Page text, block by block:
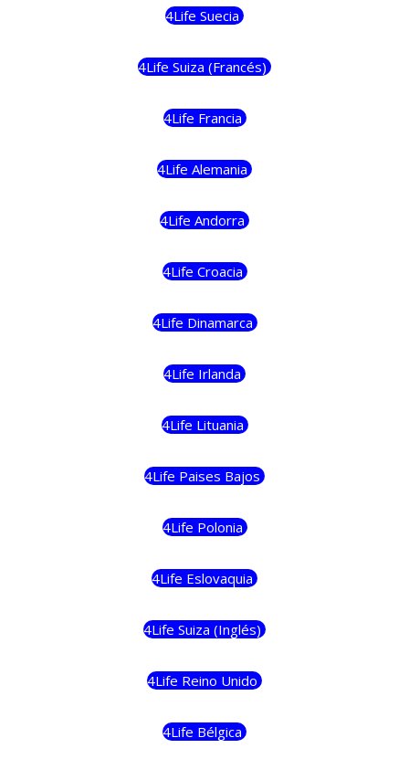
4Life Suecia
4Life Suiza (Francés)
4Life Francia
4Life Alemania
4Life Andorra
4Life Croacia
4Life Dinamarca
4Life Irlanda
4Life Lituania
4Life Paises Bajos
4Life Polonia
4Life Eslovaquia
4Life Suiza (Inglés)
4Life Reino Unido
4Life Bélgica